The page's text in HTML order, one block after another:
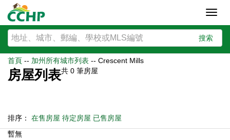
搜索
首頁 -- 加州所有城市列表 -- Crescent Mills
房屋列表共 0 筆房屋
排序： 在售房屋 待定房屋 已售房屋
暫無